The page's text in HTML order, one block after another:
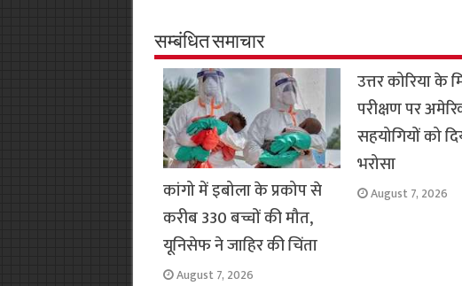
o
o
k
A
p
r
a
n
k
सम्बंधित समाचार
कांगो में इबोला के प्रकोप से
करीब 330 बच्चों की मौत,
यूनिसेफ ने जाहिर की चिंता
August 7, 2026
उत्तर कोरिया के
परीक्षण पर
सहयोगियों को
भरोसा
August 7, 2026